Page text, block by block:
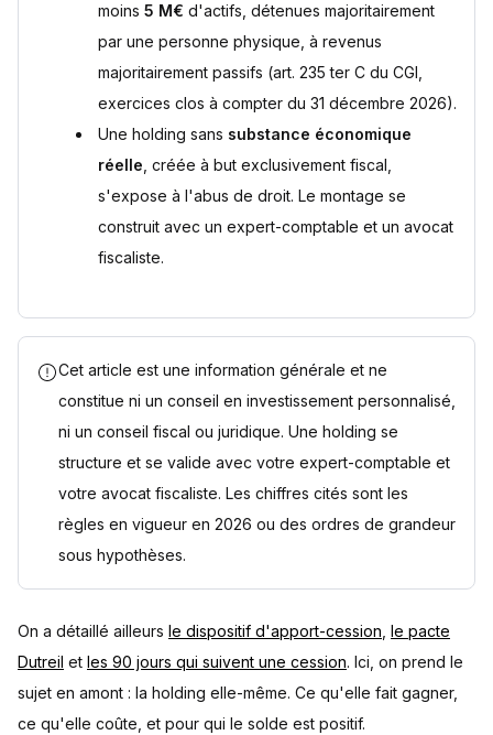
moins 5 M€ d'actifs, détenues majoritairement
par une personne physique, à revenus
majoritairement passifs (art. 235 ter C du CGI,
exercices clos à compter du 31 décembre 2026).
Une holding sans substance économique
réelle , créée à but exclusivement fiscal,
s'expose à l'abus de droit. Le montage se
construit avec un expert-comptable et un avocat
fiscaliste.
Cet article est une information générale et ne
constitue ni un conseil en investissement personnalisé,
ni un conseil fiscal ou juridique. Une holding se
structure et se valide avec votre expert-comptable et
votre avocat fiscaliste. Les chiffres cités sont les
règles en vigueur en 2026 ou des ordres de grandeur
sous hypothèses.
On a détaillé ailleurs le dispositif d'apport-cession le pacte
Dutreil et les 90 jours qui suivent une cession. Ici, on prend le
sujet en amont : la holding elle-même. Ce qu'elle fait gagner,
ce qu'elle coûte, et pour qui le solde est positif.